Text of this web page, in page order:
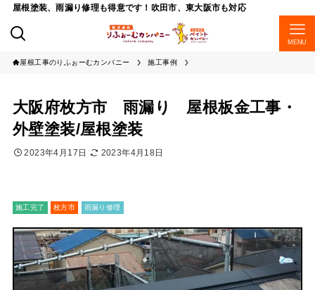
屋根塗装、雨漏り修理も得意です！吹田市、東大阪市も対応
MENU
屋根工事のりふぉーむカンパニー 施工事例
大阪府枚方市 雨漏り 屋根板金工事・
外壁塗装/屋根塗装
2023年4月17日 2023年4月18日
施工完了 枚方市 雨漏り修理